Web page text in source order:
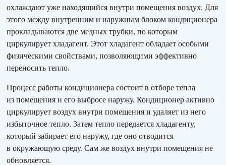
охлаждают уже находящийся внутри помещения воздух. Для
этого между внутренним и наружным блоком кондиционера
прокладываются две медных трубки, по которым
циркулирует хладагент. Этот хладагент обладает особыми
физическими свойствами, позволяющими эффективно
переносить тепло.
Процесс работы кондиционера состоит в отборе тепла
из помещения и его выбросе наружу. Кондиционер активно
циркулирует воздух внутри помещения и удаляет из него
избыточное тепло. Затем тепло передается хладагенту,
который забирает его наружу, где оно отводится
в окружающую среду. Сам же воздух внутри помещения не
обновляется.